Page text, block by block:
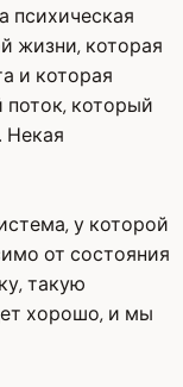
психическая
жизни, которая
и которая
который
Некая
у которой
от состояния
такую
хорошо, и мы